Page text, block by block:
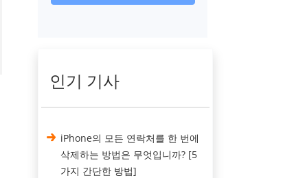
인기 기사
iPhone의 모든 연락처를 한 번에
삭제하는 방법은 무엇입니까? [5
가지 간단한 방법]